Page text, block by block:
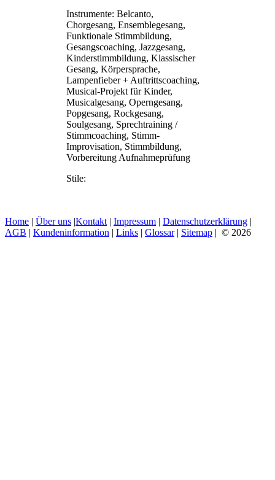
Instrumente: Belcanto,
Chorgesang, Ensemblegesang,
Funktionale Stimmbildung,
Gesangscoaching, Jazzgesang,
Kinderstimmbildung, Klassischer
Gesang, Körpersprache,
Lampenfieber + Auftrittscoaching,
Musical-Projekt für Kinder,
Musicalgesang, Operngesang,
Popgesang, Rockgesang,
Soulgesang, Sprechtraining /
Stimmcoaching, Stimm-
Improvisation, Stimmbildung,
Vorbereitung Aufnahmeprüfung
Stile:
Home | Über uns |Kontakt | Impressum | Datenschutzerklärung |
AGB | Kundeninformation | Links | Glossar| Sitemap | © 2026